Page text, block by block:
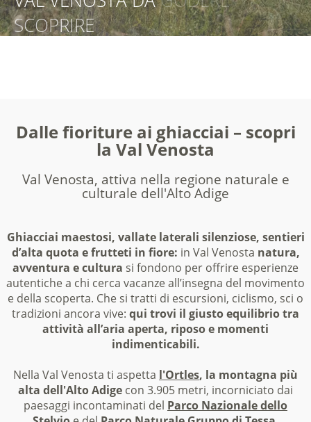
SCOPRIRE
ASSAPORARE
Dalle fioriture ai ghiacciai – scopri
la Val Venosta
Val Venosta, attiva nella regione naturale e
culturale dell'Alto Adige
Ghiacciai maestosi, vallate laterali silenziose, sentieri
d’alta quota e frutteti in fiore: in Val Venosta natura,
avventura e cultura si fondono per offrire esperienze
autentiche a chi cerca vacanze all’insegna del movimento
e della scoperta. Che si tratti di escursioni, ciclismo, sci o
tradizioni ancora vive: qui trovi il giusto equilibrio tra
attività all’aria aperta, riposo e momenti
indimenticabili.
Nella Val Venosta ti aspetta l'Ortles, la montagna più
alta dell'Alto Adige con 3.905 metri, incorniciato dai
paesaggi incontaminati del Parco Nazionale dello